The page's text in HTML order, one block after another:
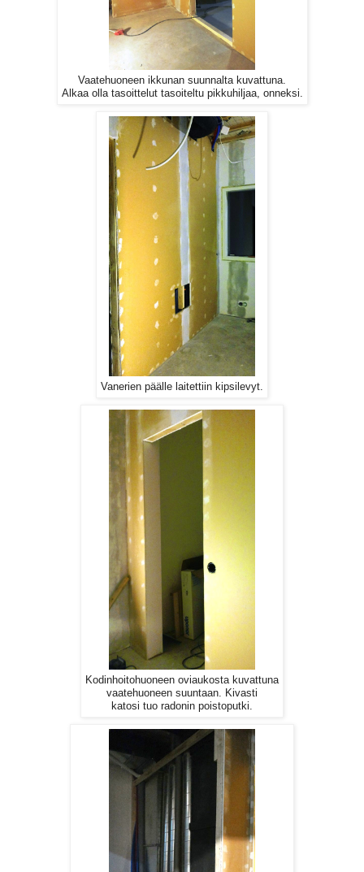
Vaatehuoneen ikkunan suunnalta kuvattuna.
Alkaa olla tasoittelut tasoiteltu pikkuhiljaa, onneksi.
Vanerien päälle laitettiin kipsilevyt.
Kodinhoitohuoneen oviaukosta kuvattuna
vaatehuoneen suuntaan. Kivasti
katosi tuo radonin poistoputki.